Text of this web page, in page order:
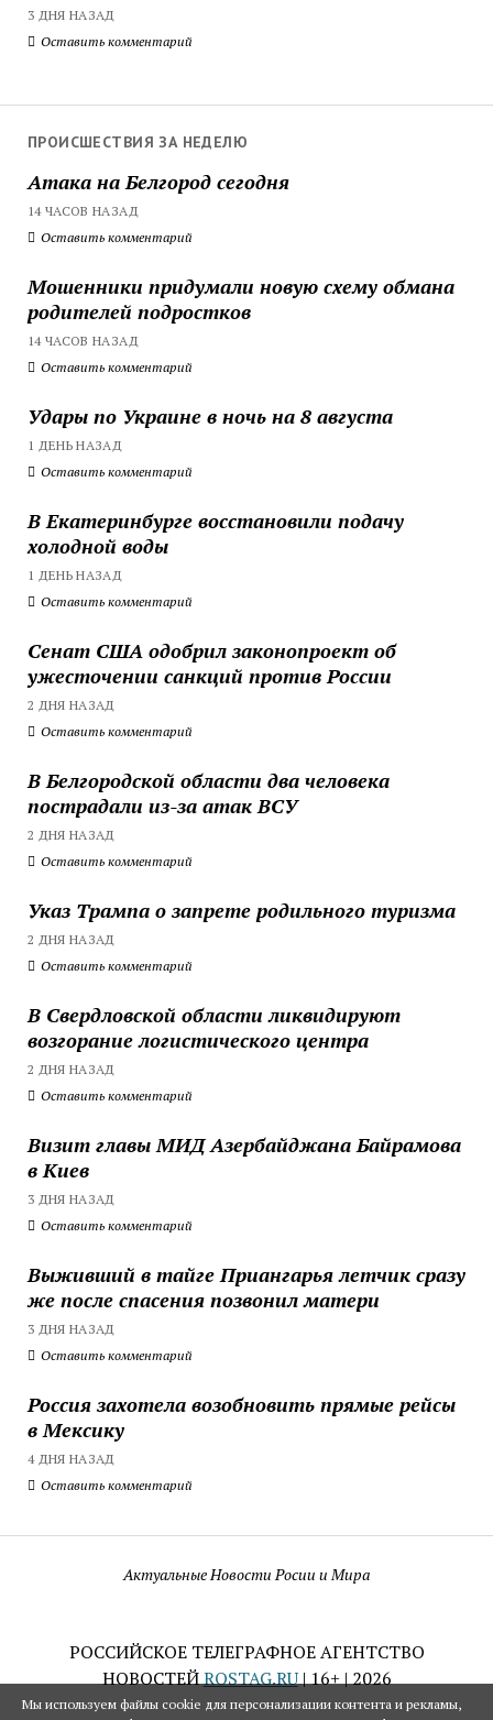
3 ДНЯ НАЗАД
Оставить комментарий
ПРОИСШЕСТВИЯ ЗА НЕДЕЛЮ
Атака на Белгород сегодня
14 ЧАСОВ НАЗАД
Оставить комментарий
Мошенники придумали новую схему обмана
родителей подростков
14 ЧАСОВ НАЗАД
Оставить комментарий
Удары по Украине в ночь на 8 августа
1 ДЕНЬ НАЗАД
Оставить комментарий
В Екатеринбурге восстановили подачу
холодной воды
1 ДЕНЬ НАЗАД
Оставить комментарий
Сенат США одобрил законопроект об
ужесточении санкций против России
2 ДНЯ НАЗАД
Оставить комментарий
В Белгородской области два человека
пострадали из-за атак ВСУ
2 ДНЯ НАЗАД
Оставить комментарий
Указ Трампа о запрете родильного туризма
2 ДНЯ НАЗАД
Оставить комментарий
В Свердловской области ликвидируют
возгорание логистического центра
2 ДНЯ НАЗАД
Оставить комментарий
Визит главы МИД Азербайджана Байрамова
в Киев
3 ДНЯ НАЗАД
Оставить комментарий
Выживший в тайге Приангарья летчик сразу
же после спасения позвонил матери
3 ДНЯ НАЗАД
Оставить комментарий
Россия захотела возобновить прямые рейсы
в Мексику
4 ДНЯ НАЗАД
Оставить комментарий
Актуальные Новости Росии и Мира
РОССИЙСКОЕ ТЕЛЕГРАФНОЕ АГЕНТСТВО
НОВОСТЕЙROSTAG.RU| 16+ | 2026
Мы используем файлы cookie для персонализации контента и рекламы,